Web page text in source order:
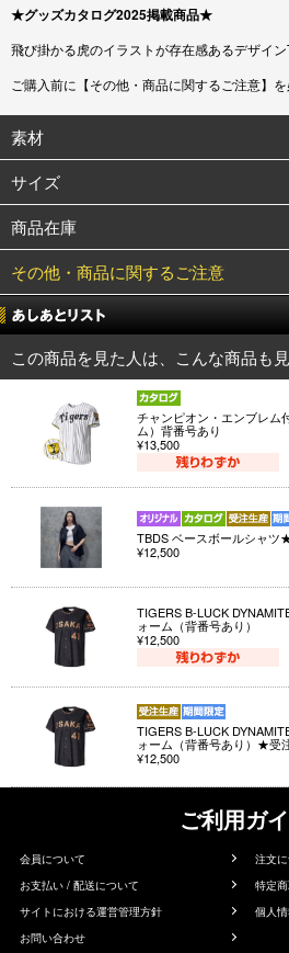
★グッズカタログ2025掲載商品★
飛び掛かる虎のイラストが存在感あるデザイン
ご購入前に【その他・商品に関するご注意】を
素材
サイズ
商品在庫
その他・商品に関するご注意
この商品を見た人は、こんな商品も
チャンピオン・エンブレム
ム）背番号あり
¥13,500
TBDS ベースボールシャ
¥12,500
TIGERS B-LUCK
ォーム（背番号あり）
¥12,500
TIGERS B-LUCK
ォーム（背番号あり）★受
¥12,500
ご利用ガ
会員について
注文
お支払い / 配送について
特定
サイトにおける運営管理方針
個人
お問い合わせ